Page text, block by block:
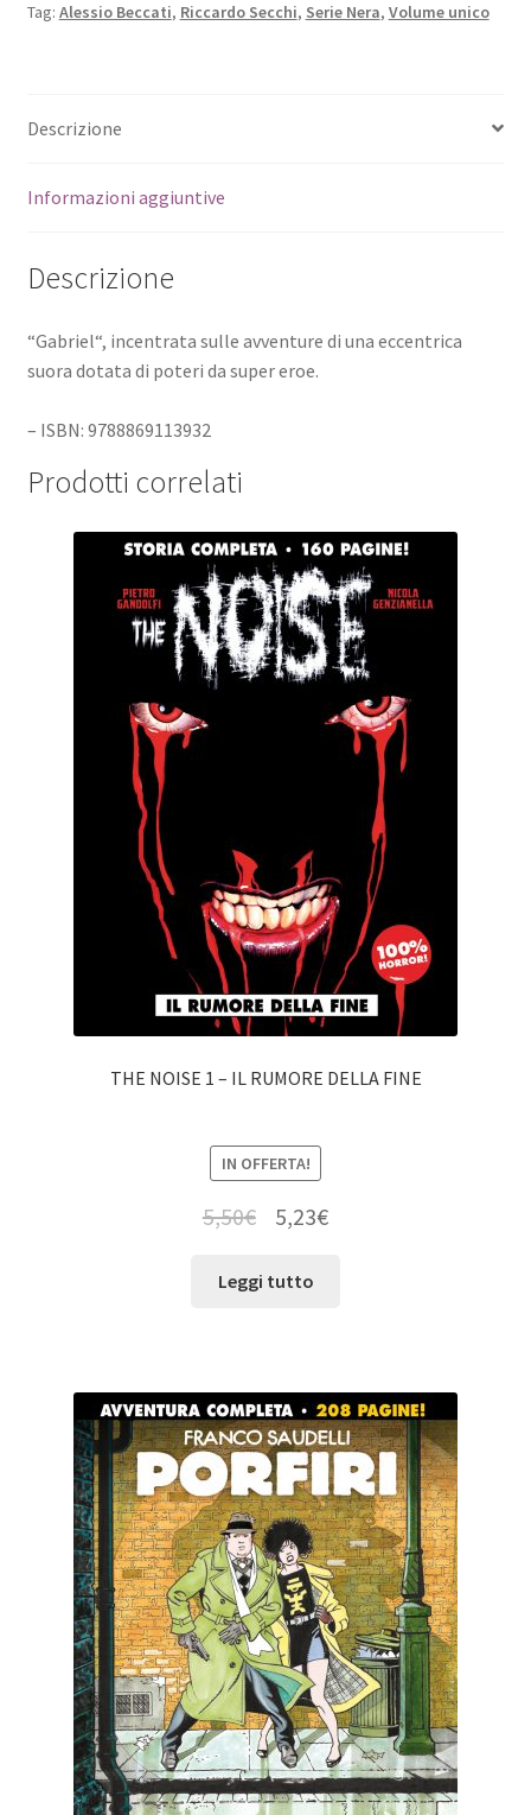
Tag: Alessio Beccati, Riccardo Secchi, Serie Nera, Volume unico
Descrizione
Informazioni aggiuntive
Descrizione
“Gabriel“, incentrata sulle avventure di una eccentrica
suora dotata di poteri da super eroe.
– ISBN: 9788869113932
Prodotti correlati
THE NOISE 1 – IL RUMORE DELLA FINE
IN OFFERTA!
5,50€ 5,23€
Leggi tutto